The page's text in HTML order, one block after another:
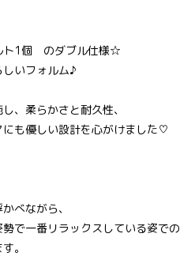
ト1個 のダブル仕様☆
いフォルム♪
、柔らかさと耐久性、
も優しい設計を心がけました♡
べながら、
で一番リラックスしている姿での
。